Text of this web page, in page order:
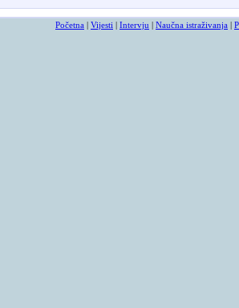
Početna Vijesti Intervju Naučna istraživanja